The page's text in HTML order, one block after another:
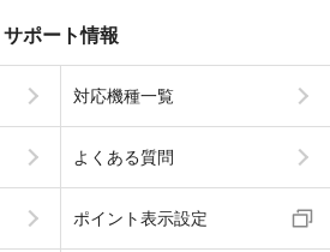
サポート情報
対応機種一覧
よくある質問
ポイント表示設定